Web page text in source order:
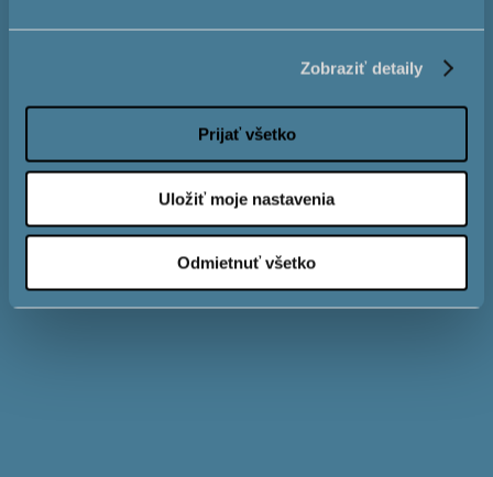
Zobraziť detaily
Prijať všetko
Uložiť moje nastavenia
Odmietnuť všetko